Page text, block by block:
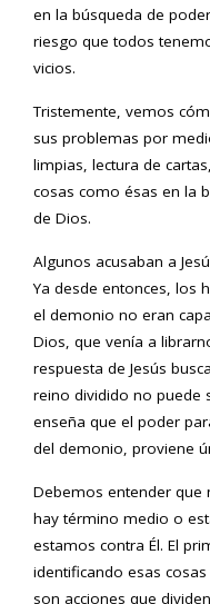
en la búsqueda de
riesgo que todos
vicios.
Tristemente, vemos
sus problemas por
limpias, lectura de
cosas como ésas en la
de Dios.
Algunos acusaban a
Ya desde entonces, los
el demonio no eran
Dios, que venía a
respuesta de Jesús
reino dividido no puede
enseña que el poder
del demonio, proviene
Debemos entender que
hay término medio o
estamos contra Él. El
identificando esas
son acciones que